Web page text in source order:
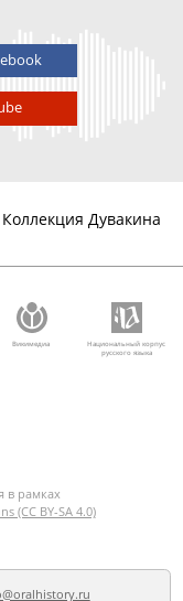
Коллекция Дувакина
Викимедиа
Национальный корпус
русского языка
в рамках
(CC BY-SA 4.0)